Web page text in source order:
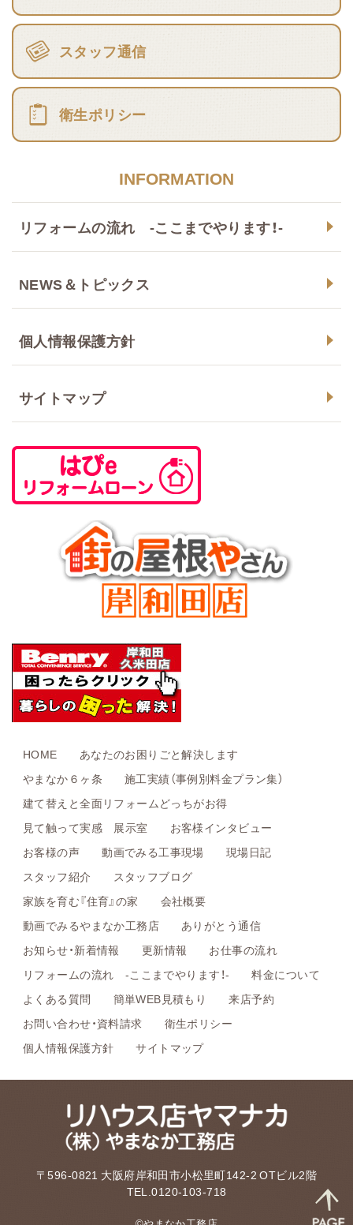
スタッフ通信
衛生ポリシー
INFORMATION
リフォームの流れ -ここまでやります！-
NEWS＆トピックス
個人情報保護方針
サイトマップ
HOME
あなたのお困りごと解決します
やまなか６ヶ条
施工実績（事例別料金プラン集）
建て替えと全面リフォームどっちがお得
見て触って実感 展示室
お客様インタビュー
お客様の声
動画でみる工事現場
現場日記
スタッフ紹介
スタッフブログ
家族を育む『住育』の家
会社概要
動画でみるやまなか工務店
ありがとう通信
お知らせ・新着情報
更新情報
お仕事の流れ
リフォームの流れ -ここまでやります！-
料金について
よくある質問
簡単WEB見積もり
来店予約
お問い合わせ・資料請求
衛生ポリシー
個人情報保護方針
サイトマップ
〒596-0821 大阪府岸和田市小松里町142-2 OTビル2階
TEL.0120-103-718